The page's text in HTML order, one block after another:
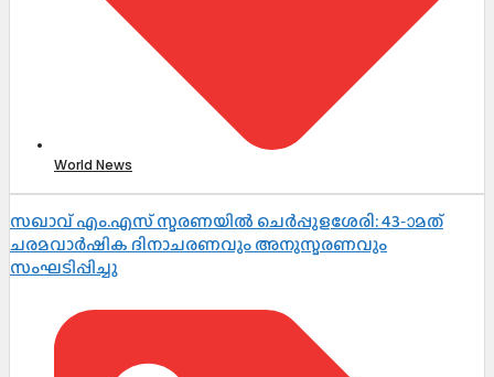
World News
സഖാവ് എം.എസ് സ്മരണയിൽ ചെർപ്പുളശേരി: 43-ാമത്
ചരമവാർഷിക ദിനാചരണവും അനുസ്മരണവും
സംഘടിപ്പിച്ചു